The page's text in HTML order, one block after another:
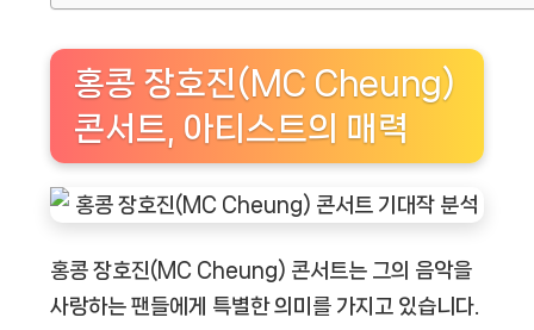
홍콩 장호진(MC Cheung)
콘서트, 아티스트의 매력
홍콩 장호진(MC Cheung) 콘서트는 그의 음악을
사랑하는 팬들에게 특별한 의미를 가지고 있습니다.